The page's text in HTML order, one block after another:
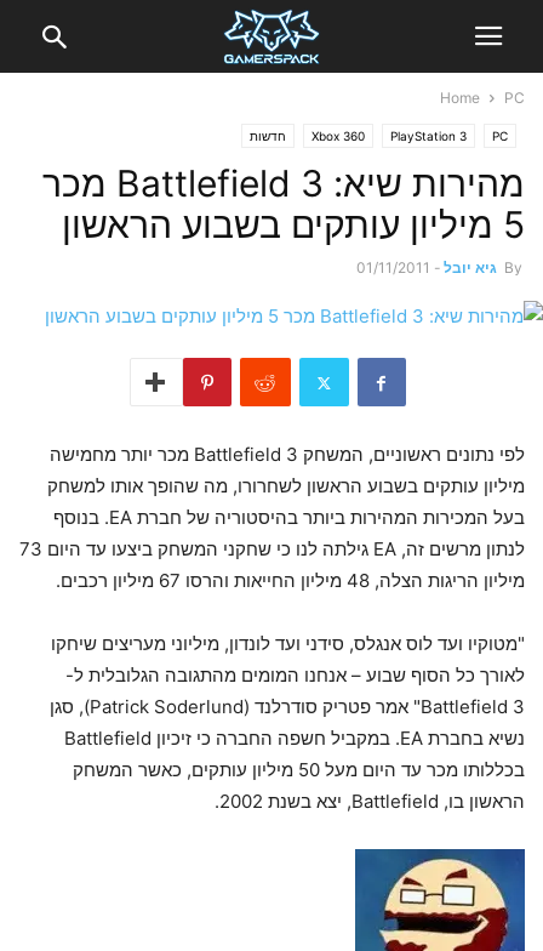
Home PC
PC
PlayStation 3
Xbox 360 חדשות
מהירות שיא: Battlefield 3 מכר
5 מיליון עותקים בשבוע הראשון
By גיא יובל -
01/11/2011
לפי נתונים ראשוניים, המשחק Battlefield 3 מכר יותר מחמישה
מיליון עותקים בשבוע הראשון לשחרורו, מה שהופך אותו למשחק
בעל המכירות המהירות ביותר בהיסטוריה של חברת EA. בנוסף
לנתון מרשים זה, EA גילתה לנו כי שחקני המשחק ביצעו עד היום 73
מיליון הריגות הצלה, 48 מיליון החייאות והרסו 67 מיליון רכבים.
"מטוקיו ועד לוס אנגלס, סידני ועד לונדון, מיליוני מעריצים שיחקו
לאורך כל הסוף שבוע – אנחנו המומים מהתגובה הגלובלית ל-
Battlefield 3" אמר פטריק סודרלנד (Patrick Soderlund), סגן
נשיא בחברת EA. במקביל חשפה החברה כי זיכיון Battlefield
בכללותו מכר עד היום מעל 50 מיליון עותקים, כאשר המשחק
הראשון בו, Battlefield, יצא בשנת 2002.